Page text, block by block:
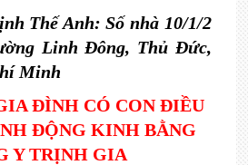
Thế Anh: Số nhà 10/1/2
Linh Đông, Thủ Đức,
Minh
ĐÌNH CÓ CON ĐIỀU
ĐỘNG KINHBẰNG
Y TRỊNH GIA